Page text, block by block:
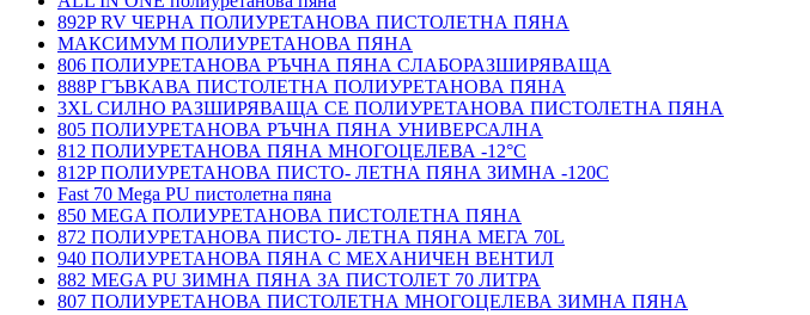
892P RV ЧЕРНА ПОЛИУРЕТАНОВА ПИСТОЛЕТНА ПЯНА
МАКСИМУМ ПОЛИУРЕТАНОВА ПЯНА
806 ПОЛИУРЕТАНОВА РЪЧНА ПЯНА СЛАБОРАЗШИРЯВАЩА
888P ГЪВКАВА ПИСТОЛЕТНА ПОЛИУРЕТАНОВА ПЯНА
3XL СИЛНО РАЗШИРЯВАЩА СЕ ПОЛИУРЕТАНОВА ПИСТОЛЕТНА ПЯНА
805 ПОЛИУРЕТАНОВА РЪЧНА ПЯНА УНИВЕРСАЛНА
812 ПОЛИУРЕТАНОВА ПЯНА МНОГОЦЕЛЕВА -12°C
812P ПОЛИУРЕТАНОВА ПИСТО- ЛЕТНА ПЯНА ЗИМНА -120С
Fast 70 Mega PU пистолетна пяна
850 MEGA ПОЛИУРЕТАНОВА ПИСТОЛЕТНА ПЯНА
872 ПОЛИУРЕТАНОВА ПИСТО- ЛЕТНА ПЯНА МЕГА 70L
940 ПОЛИУРЕТАНОВА ПЯНА С МЕХАНИЧЕН ВЕНТИЛ
882 MEGA PU ЗИМНА ПЯНА ЗА ПИСТОЛЕТ 70 ЛИТРА
807 ПОЛИУРЕТАНОВА ПИСТОЛЕТНА МНОГОЦЕЛЕВА ЗИМНА ПЯНА